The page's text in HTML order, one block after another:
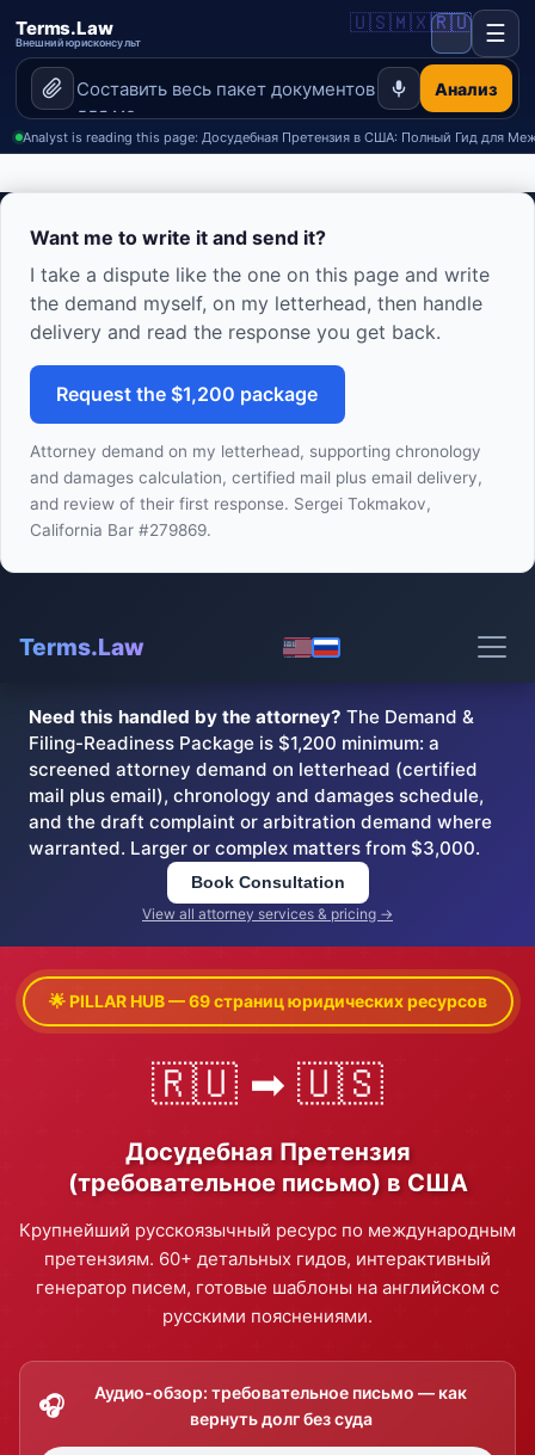
Terms.Law
Внешний юрисконсульт
Анализ
🇺🇸🇲🇽🇷🇺 ☰
Analyst is reading this page: Досудебная Претензия в США: Полный Гид для
Want me to write it and send it?
I take a dispute like the one on this page and write
the demand myself, on my letterhead, then handle
delivery and read the response you get back.
Request the $1,200 package
Attorney demand on my letterhead, supporting chronology
and damages calculation, certified mail plus email delivery,
and review of their first response. Sergei Tokmakov,
California Bar #279869.
Terms.Law
Need this handled by the attorney? The Demand &
Filing-Readiness Package is $1,200 minimum: a
screened attorney demand on letterhead (certified
mail plus email), chronology and damages schedule,
and the draft complaint or arbitration demand where
warranted. Larger or complex matters from $3,000.
Book Consultation
View all attorney services & pricing →
🏠 Home
📋 Contracts
🏢 Incorporation
📰 Read
🌟 PILLAR HUB — 69 страниц юридических ресурсов
🇷🇺 ➡ 🇺🇸
Досудебная Претензия
(требовательное письмо) в США
Крупнейший русскоязычный ресурс по международным
претензиям. 60+ детальных гидов, интерактивный
генератор писем, готовые шаблоны на английском с
русскими пояснениями.
Аудио-обзор: требовательное письмо — как
вернуть долг без суда